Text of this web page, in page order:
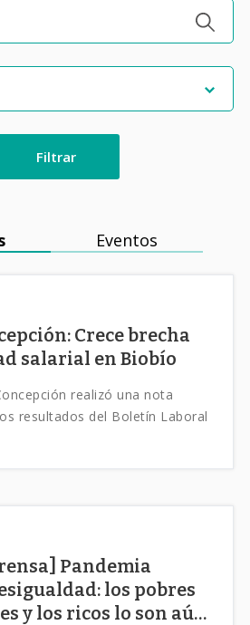
Filtrar
Eventos
Crece brecha
salarial en Biobío
realizó una nota
resultados del Boletín Laboral
Pandemia
los pobres
y los ricos lo son aún